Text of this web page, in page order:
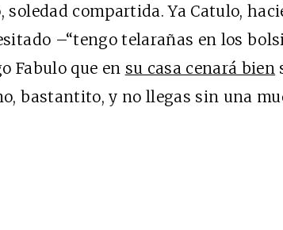
soledad compartida. Ya Catulo,
–“tengo telarañas en los
Fabulo que en su casa cenará bien
bastantito, y no llegas sin una
desde los márgenes Cine